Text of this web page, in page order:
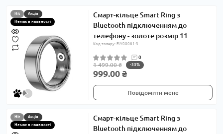
Hit
Акція
Немає в наявності
Смарт-кільце Smart Ring з
Bluetooth підключенням до
телефону - золоте розмір 11
Код товару: FLY00081-3
0
1 499.00 ₴ -33%
999.00 ₴
Повідомити мене
Hit
Акція
Немає в наявності
Смарт-кільце Smart Ring з
Bluetooth підключенням до